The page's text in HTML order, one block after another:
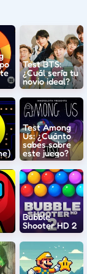
Test BTS:
¿Cuál sería tu
novio ideal?
Test Among
Us: ¿Cuánto
sabes sobre
este juego?
Bubble
Shooter HD 2